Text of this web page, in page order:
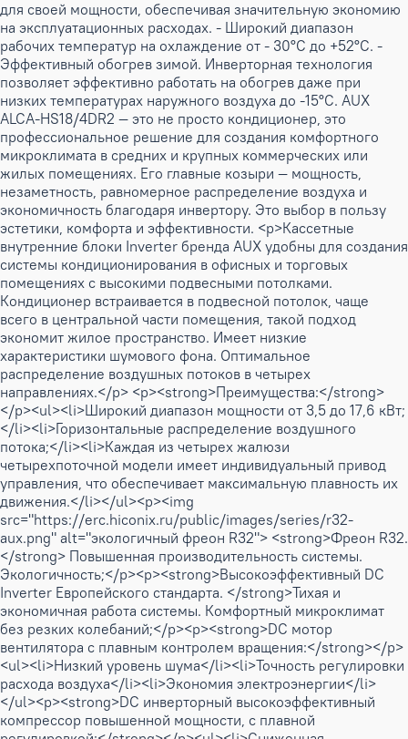
для своей мощности, обеспечивая значительную экономию
на эксплуатационных расходах. - Широкий диапазон
рабочих температур на охлаждение от - 30°С до +52°С. -
Эффективный обогрев зимой. Инверторная технология
позволяет эффективно работать на обогрев даже при
низких температурах наружного воздуха до -15°C. AUX
ALCA-HS18/4DR2 — это не просто кондиционер, это
профессиональное решение для создания комфортного
микроклимата в средних и крупных коммерческих или
жилых помещениях. Его главные козыри — мощность,
незаметность, равномерное распределение воздуха и
экономичность благодаря инвертору. Это выбор в пользу
эстетики, комфорта и эффективности. <p>Кассетные
внутренние блоки Inverter бренда AUX удобны для создания
системы кондиционирования в офисных и торговых
помещениях с высокими подвесными потолками.
Кондиционер встраивается в подвесной потолок, чаще
всего в центральной части помещения, такой подход
экономит жилое пространство. Имеет низкие
характеристики шумового фона. Оптимальное
распределение воздушных потоков в четырех
направлениях.</p> <p><strong>Преимущества:</strong>
</p><ul><li>Широкий диапазон мощности от 3,5 до 17,6 кВт;
</li><li>Горизонтальные распределение воздушного
потока;</li><li>Каждая из четырех жалюзи
четырехпоточной модели имеет индивидуальный привод
управления, что обеспечивает максимальную плавность их
движения.</li></ul><p><img
src="https://erc.hiconix.ru/public/images/series/r32-
aux.png" alt="экологичный фреон R32"> <strong>Фреон R32.
</strong> Повышенная производительность системы.
Экологичность;</p><p><strong>Высокоэффективный DC
Inverter Европейского стандарта. </strong>Тихая и
экономичная работа системы. Комфортный микроклимат
без резких колебаний;</p><p><strong>DC мотор
вентилятора с плавным контролем вращения:</strong></p>
<ul><li>Низкий уровень шума</li><li>Точность регулировки
расхода воздуха</li><li>Экономия электроэнергии</li>
</ul><p><strong>DC инверторный высокоэффективный
компрессор повышенной мощности, с плавной